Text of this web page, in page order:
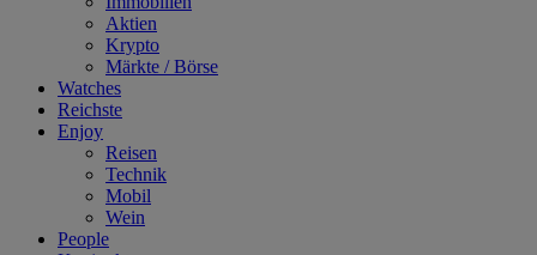
Aktien
Krypto
Märkte / Börse
Watches
Reichste
Enjoy
Reisen
Technik
Mobil
Wein
People